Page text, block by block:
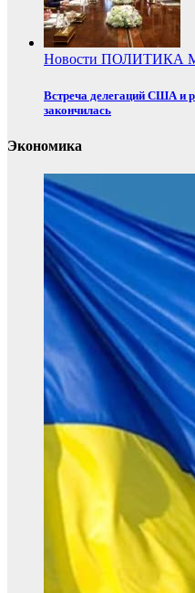
Новости ПОЛИТИКА
Встреча делегаций США и
закончилась
Экономика